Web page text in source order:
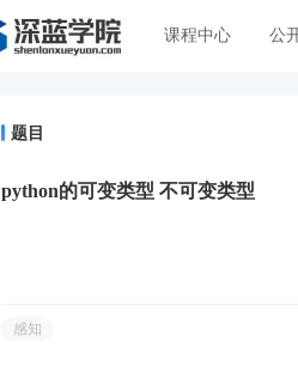
课程中心 公
题目
python的可变类型 不可变类型
感知